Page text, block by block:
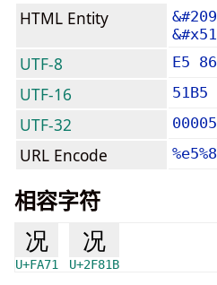
HTML Entity
UTF-8 E5
UTF-16 51B5
UTF-32
URL Encode
相容字符
况
U+FA71
况
U+2F81B